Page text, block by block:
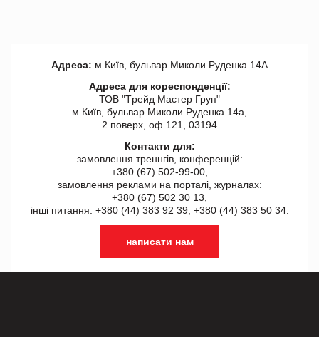
Адреса: м.Київ, бульвар Миколи Руденка 14А
Адреса для кореспонденції:
ТОВ "Tрейд Мастер Груп"
м.Київ, бульвар Миколи Руденка 14а,
2 поверх, оф 121, 03194
Контакти для:
замовлення треннгів, конференцій:
+380 (67) 502-99-00,
замовлення реклами на порталі, журналах:
+380 (67) 502 30 13,
інші питання: +380 (44) 383 92 39, +380 (44) 383 50 34.
написати нам